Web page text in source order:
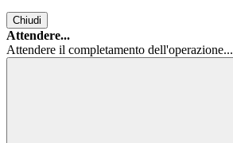
Chiudi
Attendere...
Attendere il completamento dell'operazione...